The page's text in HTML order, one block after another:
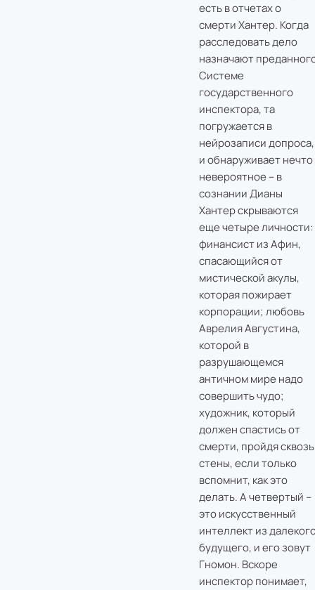
есть в отчетах о
смерти Хантер. Когда
расследовать дело
назначают
Системе
государственного
инспектора, та
погружается в
нейрозаписи допроса,
и обнаруживает нечто
невероятное – в
сознании Дианы
Хантер скрываются
еще четыре личности:
финансист из Афин,
спасающийся от
мистической акулы,
которая пожирает
корпорации; любовь
Аврелия Августина,
которой в
разрушающемся
античном мире надо
совершить чудо;
художник, который
должен спастись от
смерти, пройдя сквозь
стены, если только
вспомнит, как это
делать. А четвертый –
это искусственный
интеллект из
будущего, и его зовут
Гномон. Вскоре
инспектор понимает,